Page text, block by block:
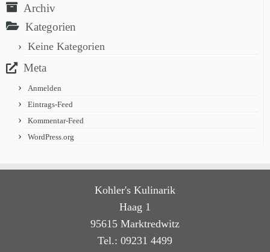
Archiv
Kategorien
Keine Kategorien
Meta
Anmelden
Eintrags-Feed
Kommentar-Feed
WordPress.org
Kohler's Kulinarik
Haag 1
95615 Marktredwitz
Tel.: 09231 4499